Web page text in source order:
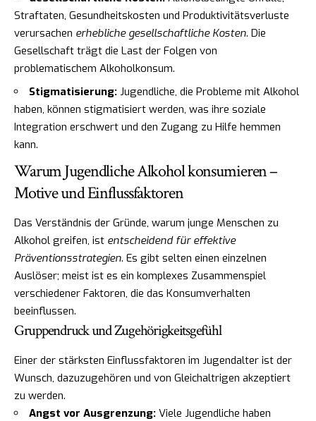
Straftaten, Gesundheitskosten und Produktivitätsverluste
verursachen erhebliche gesellschaftliche Kosten. Die
Gesellschaft trägt die Last der Folgen von
problematischem Alkoholkonsum.
Stigmatisierung: Jugendliche, die Probleme mit Alkohol
haben, können stigmatisiert werden, was ihre soziale
Integration erschwert und den Zugang zu Hilfe hemmen
kann.
Warum Jugendliche Alkohol konsumieren –
Motive und Einflussfaktoren
Das Verständnis der Gründe, warum junge Menschen zu
Alkohol greifen, ist entscheidend für effektive
Präventionsstrategien. Es gibt selten einen einzelnen
Auslöser; meist ist es ein komplexes Zusammenspiel
verschiedener Faktoren, die das Konsumverhalten
beeinflussen.
Gruppendruck und Zugehörigkeitsgefühl
Einer der stärksten Einflussfaktoren im Jugendalter ist der
Wunsch, dazuzugehören und von Gleichaltrigen akzeptiert
zu werden.
Angst vor Ausgrenzung: Viele Jugendliche haben